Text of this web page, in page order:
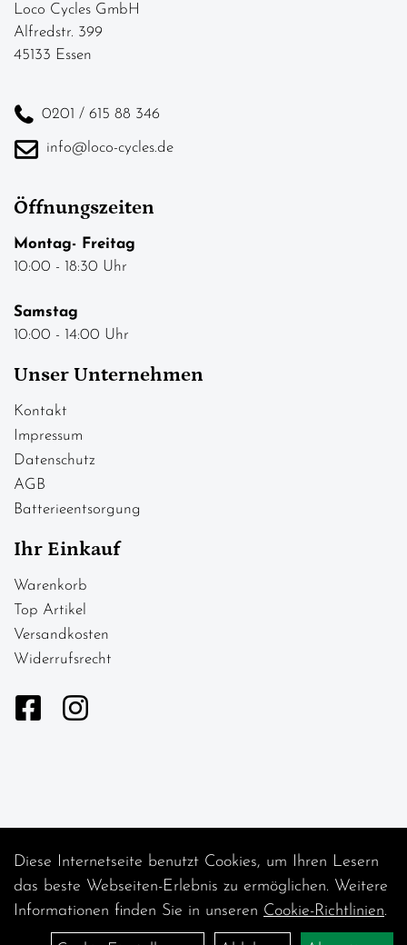
Loco Cycles GmbH
Alfredstr. 399
45133 Essen
0201 / 615 88 346
info@loco-cycles.de
Öffnungszeiten
Montag- Freitag
10:00 - 18:30 Uhr
Samstag
10:00 - 14:00 Uhr
Unser Unternehmen
Kontakt
Impressum
Datenschutz
AGB
Batterieentsorgung
Ihr Einkauf
Warenkorb
Top Artikel
Versandkosten
Widerrufsrecht
Diese Internetseite benutzt Cookies, um Ihren Lesern
das beste Webseiten-Erlebnis zu ermöglichen. Weitere
Informationen finden Sie in unseren Cookie-Richtlinien.
Auftrag widerrufen